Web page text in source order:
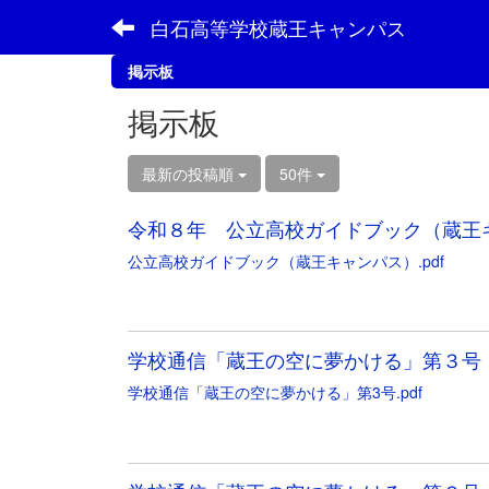
白石高等学校蔵王キャンパス
掲示板
掲示板
最新の投稿順 50件
令和８年 公立高校ガイドブック（蔵王
公立高校ガイドブック（蔵王キャンパス）.pdf
学校通信「蔵王の空に夢かける」第３号
学校通信「蔵王の空に夢かける」第3号.pdf